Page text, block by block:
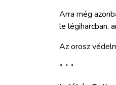
Arra még
le légiharcban,
Az orosz
* * *